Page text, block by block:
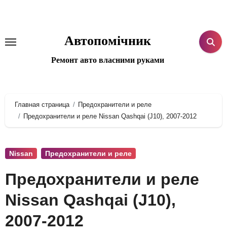
Автопомічник
Ремонт авто власними руками
Главная страница
Предохранители и реле
Предохранители и реле Nissan Qashqai (J10), 2007-2012
Nissan Предохранители и реле
Предохранители и реле
Nissan Qashqai (J10),
2007-2012